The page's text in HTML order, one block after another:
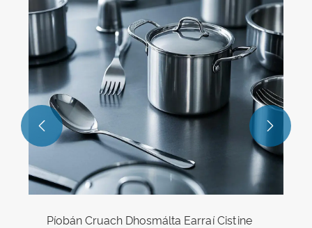
Píobán Cruach Dhosmálta Earraí Cistine
 